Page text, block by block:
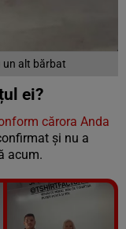
un alt bărbat
ei?
cărora Anda
și nu a
acum.